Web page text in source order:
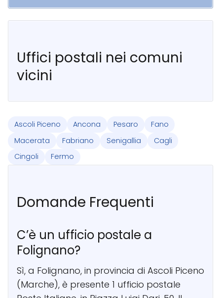
Uffici postali nei comuni
vicini
Ascoli Piceno Ancona Pesaro
Fano
Macerata
Fabriano Senigallia
Cagli
Cingoli
Fermo
Domande Frequenti
C’è un ufficio postale a
Folignano?
Sì, a Folignano, in provincia di Ascoli Piceno
(Marche), è presente 1 ufficio postale